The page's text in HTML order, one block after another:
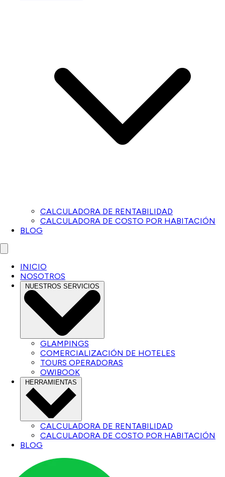
CALCULADORA DE RENTABILIDAD
CALCULADORA DE COSTO POR HABITACIÓN
BLOG
Close menu
INICIO
NOSOTROS
NUESTROS SERVICIOS
GLAMPINGS
COMERCIALIZACIÓN DE HOTELES
TOURS OPERADORAS
OWIBOOK
HERRAMIENTAS
CALCULADORA DE RENTABILIDAD
CALCULADORA DE COSTO POR HABITACIÓN
BLOG